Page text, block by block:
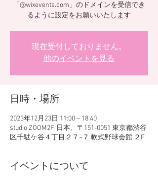
「@wixevents.com」のドメインを受信でき
るように設定をお願いいたします
現在受付しておりません。
他のイベントを見る
日時・場所
2023年12月23日 11:00 – 18:40
studio ZOOM2F, 日本、〒151-0051 東京都渋谷
区千駄ケ谷４丁目２７−７ 軟式野球会館 ２F
イベントについて